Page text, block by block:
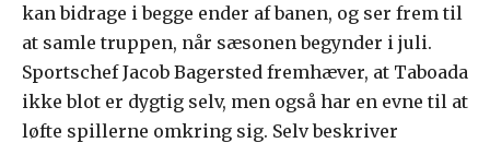
kan bidrage i begge ender af banen, og ser frem til
at samle truppen, når sæsonen begynder i juli.
Sportschef Jacob Bagersted fremhæver, at Taboada
ikke blot er dygtig selv, men også har en evne til at
løfte spillerne omkring sig. Selv beskriver